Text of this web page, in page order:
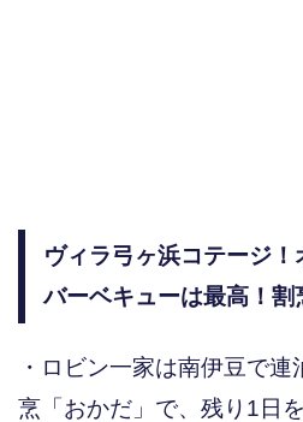
ヴィラ弓ヶ浜コテージ
バーベキューは最高！
・ロビン一家は南伊豆で
烹「おかだ」で、残り1日